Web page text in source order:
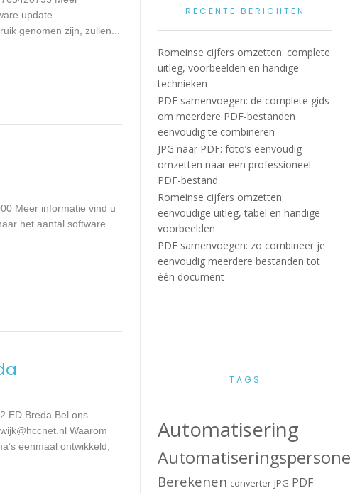
update
genomen zijn, zullen
Meer informatie vind u
het aantal software
ED Breda Bel ons
Waarom
eenmaal ontwikkeld,
RECENTE BERICHTEN
Romeinse cijfers omzetten: complete
uitleg, voorbeelden en handige
technieken
PDF samenvoegen: de complete gids
om meerdere PDF-bestanden
eenvoudig te combineren
JPG naar PDF: foto’s eenvoudig
omzetten naar een professioneel
PDF-bestand
Romeinse cijfers omzetten:
eenvoudige uitleg, tabel en handige
voorbeelden
PDF samenvoegen: zo combineer je
eenvoudig meerdere bestanden tot
één document
TAGS
Automatisering
Berekenen converter JPG PDF